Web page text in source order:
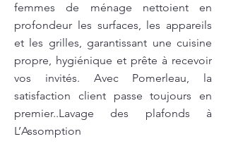
femmes de ménage nettoient en
profondeur les surfaces, les appareils
et les grilles, garantissant une cuisine
propre, hygiénique et prête à recevoir
vos invités. Avec Pomerleau, la
satisfaction client passe toujours en
premier..Lavage des plafonds à
L’Assomption